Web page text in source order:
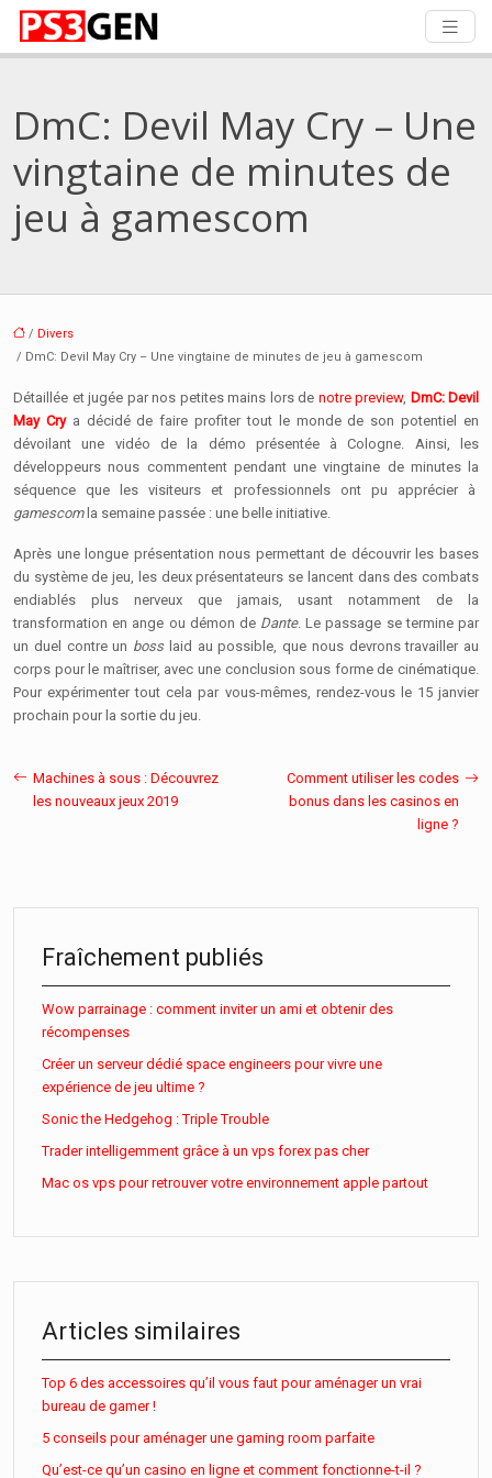
DmC: Devil May Cry – Une
vingtaine de minutes de
jeu à gamescom
/ Divers
/ DmC: Devil May Cry – Une vingtaine de minutes de jeu à gamescom
Détaillée et jugée par nos petites mains lors de notre preview, DmC: Devil
May Crya décidé de faire profiter tout le monde de son potentiel en
dévoilant une vidéo de la démo présentée à Cologne. Ainsi, les
développeurs nous commentent pendant une vingtaine de minutes la
séquence que les visiteurs et professionnels ont pu apprécier à
gamescomla semaine passée : une belle initiative.
Après une longue présentation nous permettant de découvrir les bases
du système de jeu, les deux présentateurs se lancent dans des combats
endiablés plus nerveux que jamais, usant notamment de la
transformation en ange ou démon de Dante. Le passage se termine par
un duel contre un bosslaid au possible, que nous devrons travailler au
corps pour le maîtriser, avec une conclusion sous forme de cinématique.
Pour expérimenter tout cela par vous-mêmes, rendez-vous le 15 janvier
prochain pour la sortie du jeu.
Machines à sous : Découvrez
les nouveaux jeux 2019
Comment utiliser les codes
bonus dans les casinos en
ligne ?
Fraîchement publiés
Wow parrainage : comment inviter un ami et obtenir des
récompenses
Créer un serveur dédié space engineers pour vivre une
expérience de jeu ultime ?
Sonic the Hedgehog : Triple Trouble
Trader intelligemment grâce à un vps forex pas cher
Mac os vps pour retrouver votre environnement apple partout
Articles similaires
Top 6 des accessoires qu’il vous faut pour aménager un vrai
bureau de gamer !
5 conseils pour aménager une gaming room parfaite
Qu’est-ce qu’un casino en ligne et comment fonctionne-t-il ?